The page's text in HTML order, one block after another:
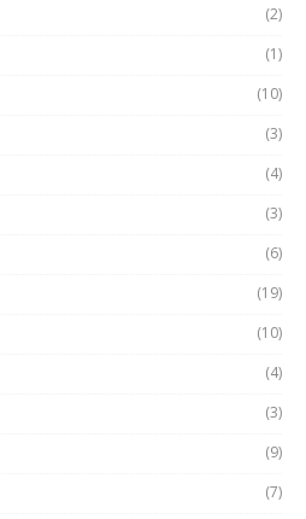
(2)
(1)
(10)
(3)
(4)
(3)
(6)
(19)
(10)
(4)
(3)
(9)
(7)